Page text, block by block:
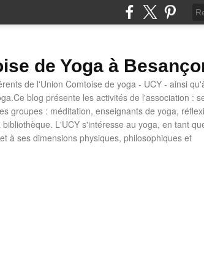
de Yoga à
de l'Union Comtoise de yoga - UCY - ainsi
blog présente les activités de l'association :
groupes : méditation, enseignants de yoga,
L'UCY s'intéresse au yoga, en tant
à ses dimensions physiques, philosophiques et